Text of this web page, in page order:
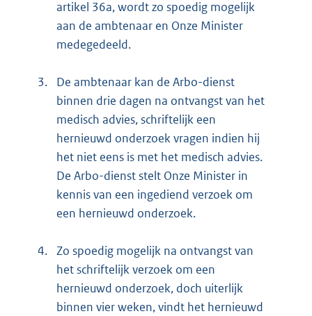
artikel 36a, wordt zo spoedig mogelijk
aan de ambtenaar en Onze Minister
medegedeeld.
3.
De ambtenaar kan de Arbo-dienst
binnen drie dagen na ontvangst van het
medisch advies, schriftelijk een
hernieuwd onderzoek vragen indien hij
het niet eens is met het medisch advies.
De Arbo-dienst stelt Onze Minister in
kennis van een ingediend verzoek om
een hernieuwd onderzoek.
4. Zo spoedig mogelijk na ontvangst van
het schriftelijk verzoek om een
hernieuwd onderzoek, doch uiterlijk
binnen vier weken, vindt het hernieuwd